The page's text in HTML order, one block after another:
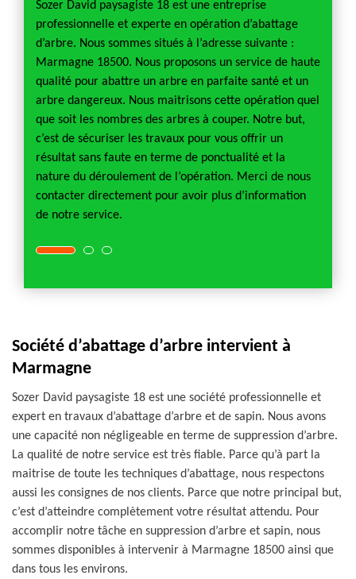
Sozer David paysagiste 18 est une entreprise
professionnelle et experte en opération d’abattage
d’arbre. Nous sommes situés à l’adresse suivante :
Marmagne 18500. Nous proposons un service de haute
qualité pour abattre un arbre en parfaite santé et un
arbre dangereux. Nous maitrisons cette opération quel
que soit les nombres des arbres à couper. Notre but,
c’est de sécuriser les travaux pour vous offrir un
résultat sans faute en terme de ponctualité et la
nature du déroulement de l’opération. Merci de nous
contacter directement pour avoir plus d’information
de notre service.
Société d’abattage d’arbre intervient à
Marmagne
Sozer David paysagiste 18 est une société professionnelle et
expert en travaux d’abattage d’arbre et de sapin. Nous avons
une capacité non négligeable en terme de suppression d’arbre.
La qualité de notre service est très fiable. Parce qu’à part la
maitrise de toute les techniques d’abattage, nous respectons
aussi les consignes de nos clients. Parce que notre principal but,
c’est d’atteindre complètement votre résultat attendu. Pour
accomplir notre tâche en suppression d’arbre et sapin, nous
sommes disponibles à intervenir à Marmagne 18500 ainsi que
dans tous les environs.